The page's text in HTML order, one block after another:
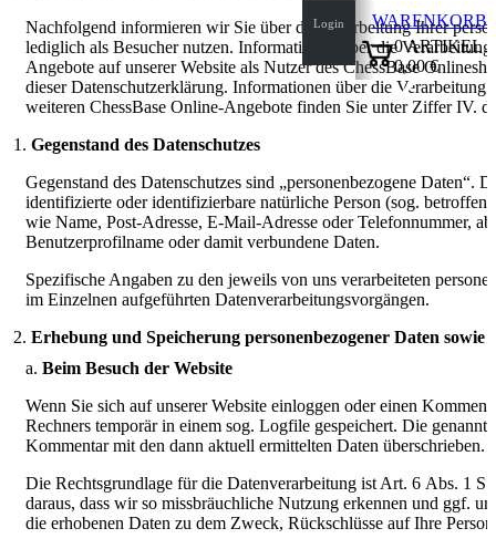
Login
WARENKORB
0ARTIKEL
0,00 €
✔
Nachfolgend informieren wir Sie über die Verarbeitung Ihrer
lediglich als Besucher nutzen. Informationen über die
Angebote auf unserer Website als Nutzer des ChessBase
dieser Datenschutzerklärung. Informationen über die Verarbeitung
weiteren ChessBase Online-Angebote finden Sie unter Ziffer IV.
Gegenstand des Datenschutzes
Gegenstand des Datenschutzes sind „personenbezogene Daten“.
identifizierte oder identifizierbare natürliche Person (sog.
wie Name, Post-Adresse, E-Mail-Adresse oder Telefonnummer,
Benutzerprofilname oder damit verbundene Daten.
Spezifische Angaben zu den jeweils von uns verarbeiteten
im Einzelnen aufgeführten Datenverarbeitungsvorgängen.
Erhebung und Speicherung personenbezogener Daten
Beim Besuch der Website
Wenn Sie sich auf unserer Website einloggen oder einen
Rechners temporär in einem sog. Logfile gespeichert. Die
Kommentar mit den dann aktuell ermittelten Daten überschrieben.
Die Rechtsgrundlage für die Datenverarbeitung ist Art. 6 Abs. 1
daraus, dass wir so missbräuchliche Nutzung erkennen und ggf.
die erhobenen Daten zu dem Zweck, Rückschlüsse auf Ihre